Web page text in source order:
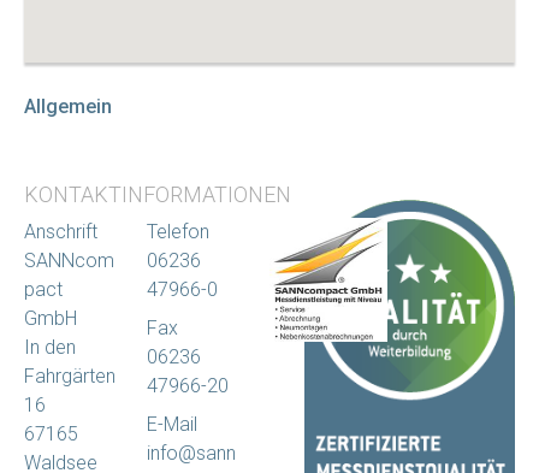
Allgemein
KONTAKTINFORMATIONEN
Anschrift
SANNcom
pact
GmbH
In den
Fahrgärten
16
67165
Waldsee
Telefon
06236
47966-0
Fax
06236
47966-20
E-Mail
info@sann